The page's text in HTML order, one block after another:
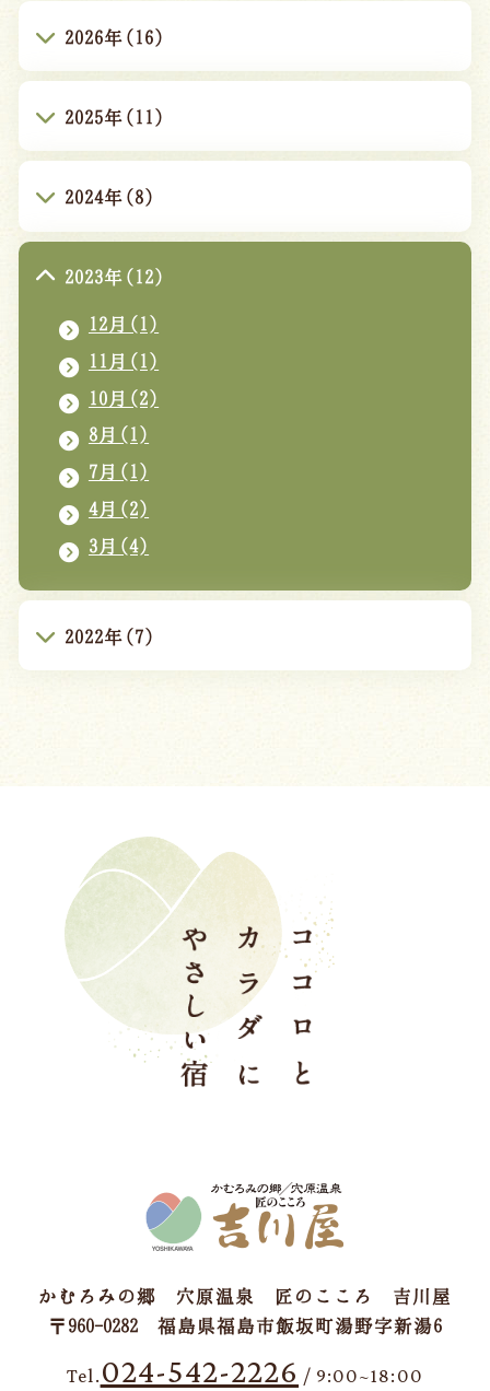
2026年(16)
2025年(11)
2024年(8)
2023年(12)
12月(1)
11月(1)
10月(2)
8月(1)
7月(1)
4月(2)
3月(4)
2022年(7)
かむろみの郷 穴原温泉 匠のこころ 吉川屋
〒960-0282 福島県福島市飯坂町湯野字新湯6
Tel. 024-542-2226 / 9:00~18:00